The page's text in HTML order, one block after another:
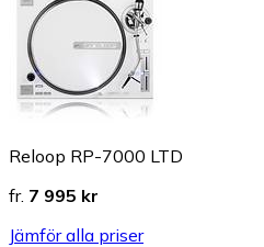
Reloop RP-7000 LTD
fr. 7 995 kr
Jämför alla priser